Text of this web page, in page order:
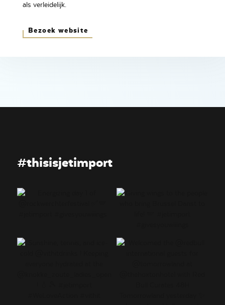
als verleidelijk.
Bezoek website
#thisisjetimport